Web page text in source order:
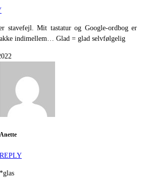
stavefejl. Mit tastatur og Google-ordbog er
indimellem… Glad = glad selvfølgelig
Anette
REPLY
*glas